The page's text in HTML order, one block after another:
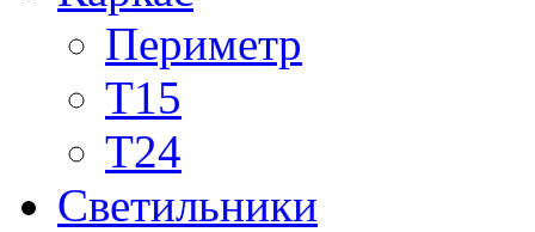
Периметр
Т15
Т24
Светильники